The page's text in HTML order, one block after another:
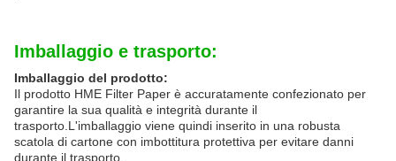
Imballaggio e trasporto:
Imballaggio del prodotto:
Il prodotto HME Filter Paper è accuratamente confezionato per
garantire la sua qualità e integrità durante il
trasporto.L'imballaggio viene quindi inserito in una robusta
scatola di cartone con imbottitura protettiva per evitare danni
durante il trasporto.